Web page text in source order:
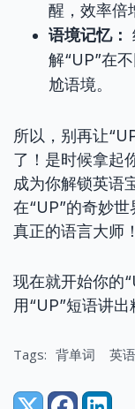
醒，效率倍
语境记忆：
解“UP”在
尬语境。
所以，别再让
了！是时候拿起
成为你解锁英语
在“UP”的奇妙
真正的语言大师！
现在就开始你的
用“UP”短语讲出
Tags: 背单词 英
Share: